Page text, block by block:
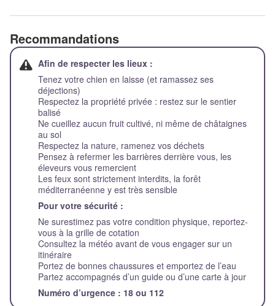
Recommandations
Afin de respecter les lieux :
Tenez votre chien en laisse (et ramassez ses
déjections)
Respectez la propriété privée : restez sur le sentier
balisé
Ne cueillez aucun fruit cultivé, ni même de châtaignes
au sol
Respectez la nature, ramenez vos déchets
Pensez à refermer les barrières derrière vous, les
éleveurs vous remercient
Les feux sont strictement interdits, la forêt
méditerranéenne y est très sensible
Pour votre sécurité :
Ne surestimez pas votre condition physique, reportez-
vous à la grille de cotation
Consultez la météo avant de vous engager sur un
itinéraire
Portez de bonnes chaussures et emportez de l’eau
Partez accompagnés d’un guide ou d’une carte à jour
Numéro d’urgence : 18 ou 112